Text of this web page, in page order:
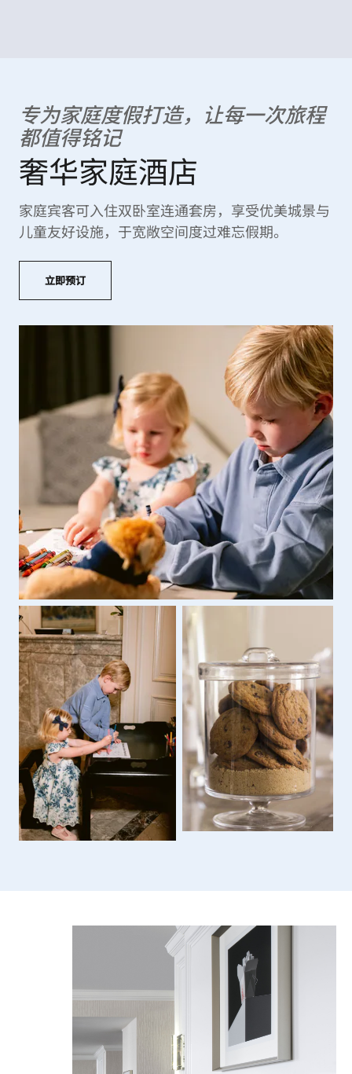
专为家庭度假打造，让每一次旅程
都值得铭记
奢华家庭酒店
家庭宾客可入住双卧室连通套房，享受优美城景与
儿童友好设施，于宽敞空间度过难忘假期。
立即预订